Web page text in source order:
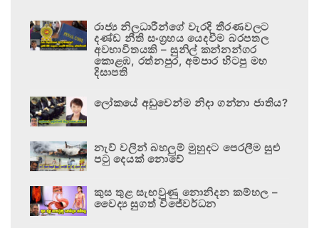
රාජ්‍ය නිලධාරීන්ගේ වැරදි තීරණවලට
දණ්ඩ නීති සංග්‍රහය යෙදවීම බරපතල
අවභාවිතයකි – සුනිල් කන්නන්ගර
කොළඹ, රත්නපුර, අම්පාර හිටපු මහ
දිසාපති
ලෝකයේ අඩුවෙන්ම නිදා ගන්නා ජාතිය?
නැව් වලින් බහලුම් මුහුදට පෙරලීම සුළු
පටු දෙයක් නොවේ
කුස තුළ සැඟවුණු නොනිදන කම්හල –
වෛද්‍ය සුගත් විජේවර්ධන